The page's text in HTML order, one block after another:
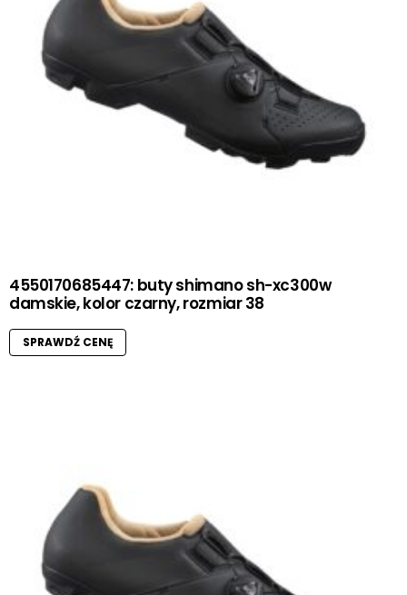
4550170685447: buty shimano sh-xc300w
damskie, kolor czarny, rozmiar 38
SPRAWDŹ CENĘ